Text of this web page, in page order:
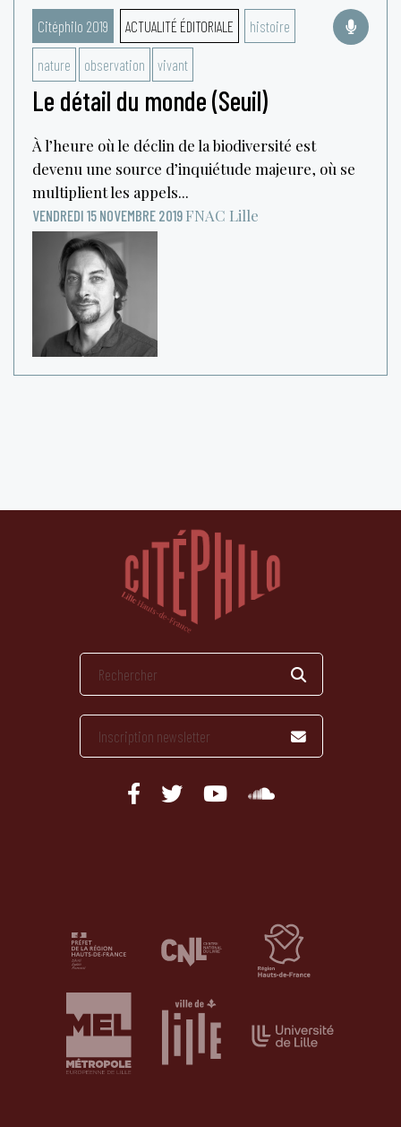
Citéphilo 2019 ACTUALITÉ ÉDITORIALE histoire
nature observation vivant
Le détail du monde (Seuil)
À l’heure où le déclin de la biodiversité est
devenu une source d’inquiétude majeure, où se
multiplient les appels...
VENDREDI 15 NOVEMBRE 2019 FNAC Lille